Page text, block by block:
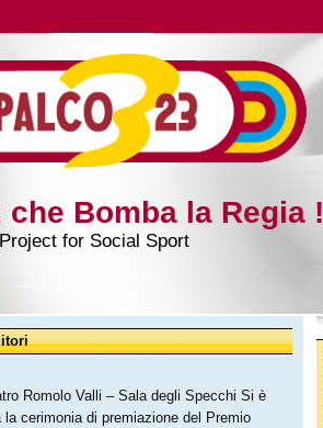
che Bomba la Regia !
Project for Social Sport
Romolo Valli – Sala degli Specchi Si è
la cerimonia di premiazione del Premio